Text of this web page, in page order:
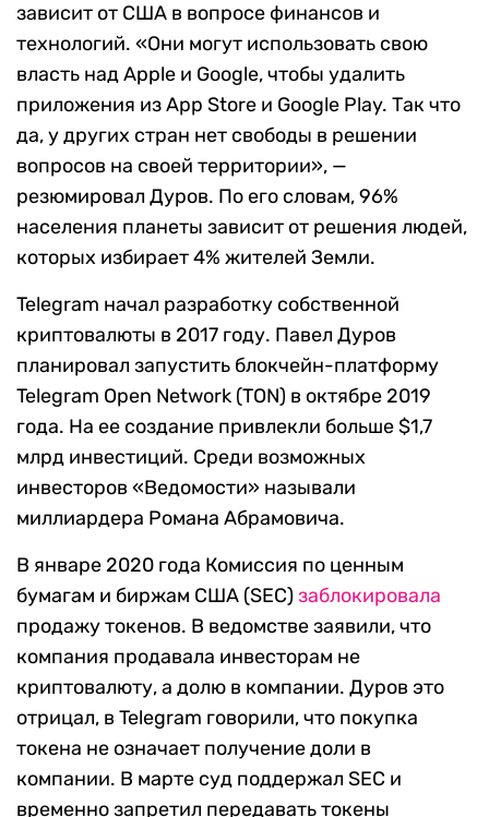
зависит от США в вопросе финансов и
технологий. «Они могут использовать свою
власть над Apple и Google, чтобы удалить
приложения из App Store и Google Play. Так что
да, у других стран нет свободы в решении
вопросов на своей территории», —
резюмировал Дуров. По его словам, 96%
населения планеты зависит от решения людей,
которых избирает 4% жителей Земли.
Telegram начал разработку собственной
криптовалюты в 2017 году. Павел Дуров
планировал запустить блокчейн-платформу
Telegram Open Network (TON) в октябре 2019
года. На ее создание привлекли больше $1,7
млрд инвестиций. Среди возможных
инвесторов «Ведомости» называли
миллиардера Романа Абрамовича.
В январе 2020 года Комиссия по ценным
бумагам и биржам США (SEC) заблокировала
продажу токенов. В ведомстве заявили, что
компания продавала инвесторам не
криптовалюту, а долю в компании. Дуров это
отрицал, в Telegram говорили, что покупка
токена не означает получение доли в
компании. В марте суд поддержал SEC и
временно запретил передавать токены